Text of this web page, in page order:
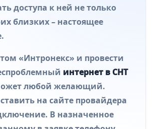
доступа к ней не только
близких – настоящее
«Интронекс» и провести
интернет в СНТ
любой желающий.
на сайте провайдера
В назначенное